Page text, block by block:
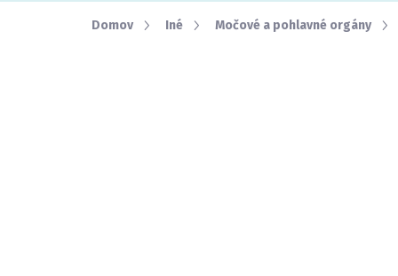
Domov Iné Močové a pohlavné orgány